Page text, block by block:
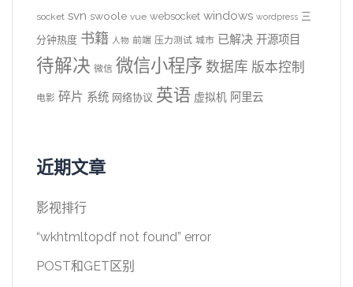
socket svn swoole vue websocket windows wordpress 三
分钟热度 书籍 人物 前端 压力测试 城市 已解决 开源项目
待解决 微信 微信小程序 数据库 版本控制
电影 碎片 系统 网络协议 英语 虚拟机 阿里云
近期文章
影视排行
“wkhtmltopdf not found” error
POST和GET区别